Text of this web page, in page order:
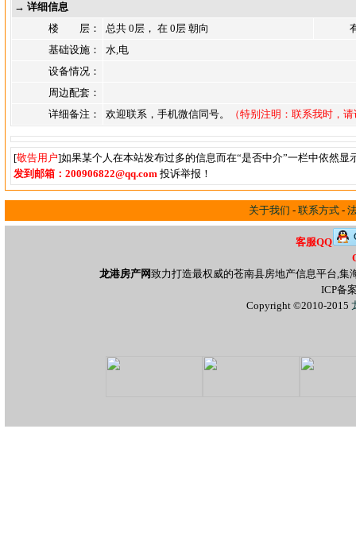
→ 详细信息
楼 层：
总共 0层， 在 0层 朝向
基础设施：
水,电
设备情况：
周边配套：
详细备注：
欢迎联系，手机微信同号。 （特别注明：联系我时，
[敬告用户]如果某个人在本站发布过多的信息而在“是否中介”一栏中依然显
发到邮箱：200906822@qq.com 投诉举报！
关于我们 -联系方式 -
客服QQ
龙港房产网致力打造最权威的苍南县房地产信息平台,
ICP备
Copyright ©2010-2015